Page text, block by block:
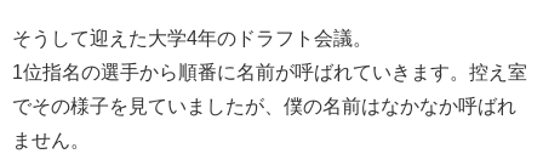
そうして迎えた大学4年のドラフト会議。
1位指名の選手から順番に名前が呼ばれていきます。控え室
でその様子を見ていましたが、僕の名前はなかなか呼ばれ
ません。